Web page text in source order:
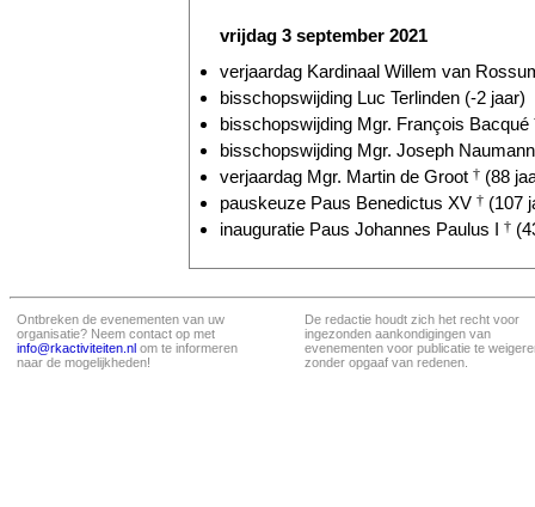
vrijdag 3 september 2021
verjaardag Kardinaal Willem van
bisschopswijding Luc Terlinden (-2 jaar)
bisschopswijding Mgr. François Bacqué
bisschopswijding Mgr. Joseph
verjaardag Mgr. Martin de Groot † (88
pauskeuze Paus Benedictus XV † (107
inauguratie Paus Johannes Paulus I †
Ontbreken de evenementen van uw
organisatie? Neem contact op met
info@rkactiviteiten.nl om te informeren
naar de mogelijkheden!
De redactie houdt zich het recht voor
ingezonden aankondigingen van
evenementen voor publicatie te
zonder opgaaf van redenen.